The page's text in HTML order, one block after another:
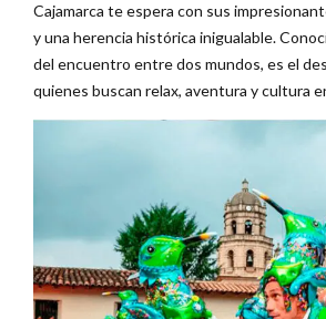
Cajamarca te espera con sus
y una herencia histórica inigualable.
del encuentro entre dos mundos, es el
quienes buscan relax, aventura y cultura